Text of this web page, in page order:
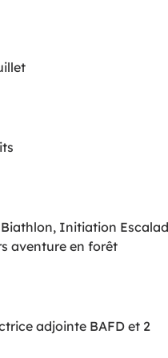
Initiation
aventure en forêt
adjointe BAFD et 2